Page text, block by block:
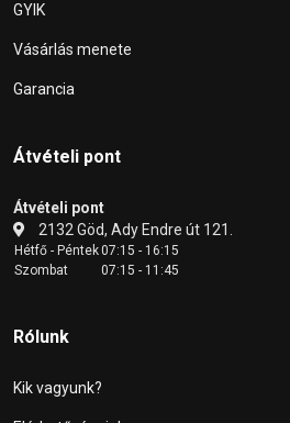
GYIK
Vásárlás menete
Garancia
Átvételi pont
Átvételi pont
2132 Göd, Ady Endre út 121.
Hétfő - Péntek07:15 - 16:15
Szombat
07:15 - 11:45
Rólunk
Kik vagyunk?